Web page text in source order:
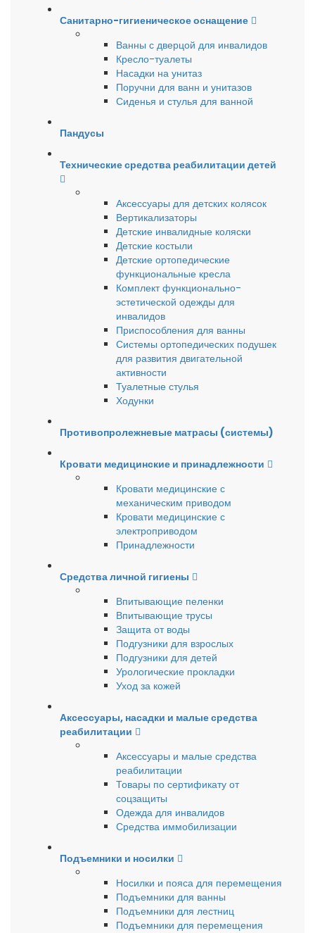
Санитарно-гигиеническое оснащение
Ванны с дверцой для инвалидов
Кресло-туалеты
Насадки на унитаз
Поручни для ванн и унитазов
Сиденья и стулья для ванной
Пандусы
Технические средства реабилитации детей
Аксессуары для детских колясок
Вертикализаторы
Детские инвалидные коляски
Детские костыли
Детские ортопедические
функциональные кресла
Комплект функционально-
эстетической одежды для
инвалидов
Приспособления для ванны
Системы ортопедических подушек
для развития двигательной
активности
Туалетные стулья
Ходунки
Противопролежневые матрасы (системы)
Кровати медицинские и принадлежности
Кровати медицинские с
механическим приводом
Кровати медицинские с
электроприводом
Принадлежности
Средства личной гигиены
Впитывающие пеленки
Впитывающие трусы
Защита от воды
Подгузники для взрослых
Подгузники для детей
Урологические прокладки
Уход за кожей
Аксессуары, насадки и малые средства
реабилитации
Аксессуары и малые средства
реабилитации
Товары по сертификату от
соцзащиты
Одежда для инвалидов
Средства иммобилизации
Подъемники и носилки
Носилки и пояса для перемещения
Подъемники для ванны
Подъемники для лестниц
Подъемники для перемещения